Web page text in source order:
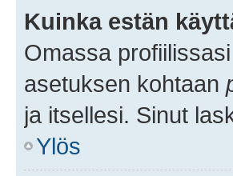
Kuinka estän
Omassa
asetuksen kohtaan
ja itsellesi. Sinut
Ylös